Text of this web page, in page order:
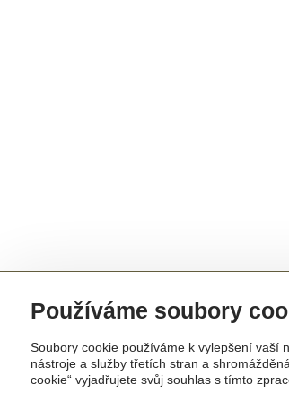
Používáme soubory
Soubory cookie používáme k vylepšení vaší
nástroje a služby třetích stran a
cookie“ vyjadřujete svůj souhlas s tímto